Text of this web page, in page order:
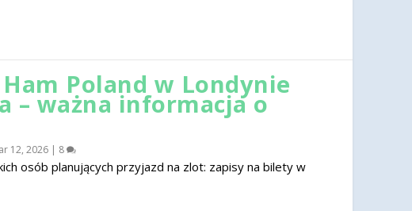
Poland w Londynie
– ważna informacja o
12, 2026 | 8
osób planujących przyjazd na zlot: zapisy na bilety w